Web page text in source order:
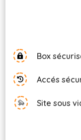
 Box
 Accés
Site sous